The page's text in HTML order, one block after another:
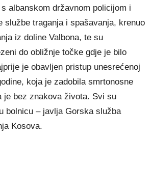
albanskom državnom policijom i
službe traganja i spašavanja, krenuo
iz doline Valbona, te su
do obližnje točke gdje je bilo
je obavljen pristup unesrećenoj
koja je zadobila smrtonosne
je bez znakova života. Svi su
bolnicu – javlja Gorska služba
Kosova.